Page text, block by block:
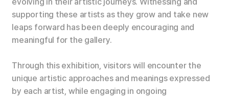
supporting these artists as they grow and take new
leaps forward has been deeply encouraging and
meaningful for the gallery.
Through this exhibition, visitors will encounter the
unique artistic approaches and meanings expressed
by each artist, while engaging in ongoing